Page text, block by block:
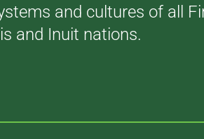
and cultures of all
and Inuit nations.